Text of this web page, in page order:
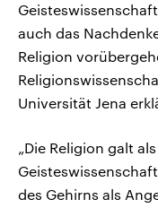
auch das
Religion
Universität Jena
„Die Religion galt
des Gehirns als